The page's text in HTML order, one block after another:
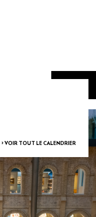
> VOIR TOUT LE CALENDRIER